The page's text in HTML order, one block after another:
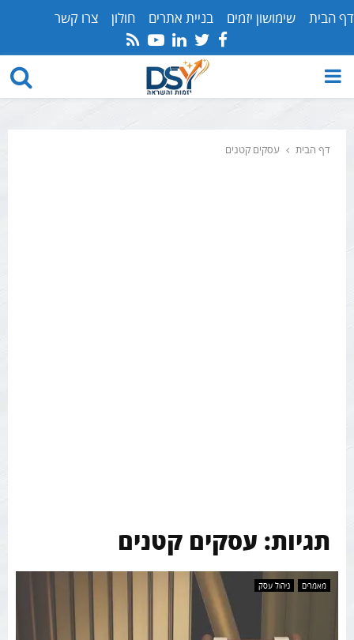
דף הבית שימושון יזמים בניית אתרים חולון צרו קשר
Facebook
Twitter
Linkedin
Youtube
Rss
PRIMARY
דף הבית עסקים קטנים
תגיות: עסקים קטנים
מאמרים ניהול עסק